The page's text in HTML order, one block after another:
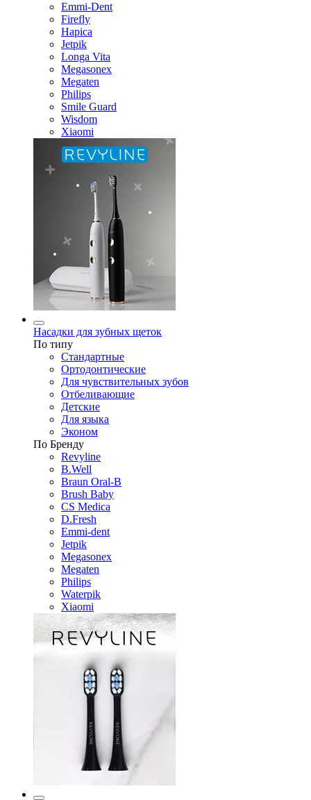
Emmi-Dent
Firefly
Hapica
Jetpik
Longa Vita
Megasonex
Megaten
Philips
Smile Guard
Wisdom
Xiaomi
Насадки для зубных щеток
По типу
Стандартные
Ортодонтические
Для чувствительных зубов
Отбеливающие
Детские
Для языка
Эконом
По Бренду
Revyline
B.Well
Braun Oral-B
Brush Baby
CS Medica
D.Fresh
Emmi-dent
Jetpik
Megasonex
Megaten
Philips
Waterpik
Xiaomi